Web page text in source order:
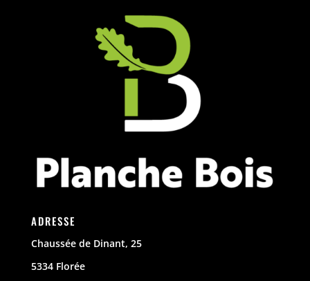
ADRESSE
Chaussée de Dinant, 25
5334 Florée